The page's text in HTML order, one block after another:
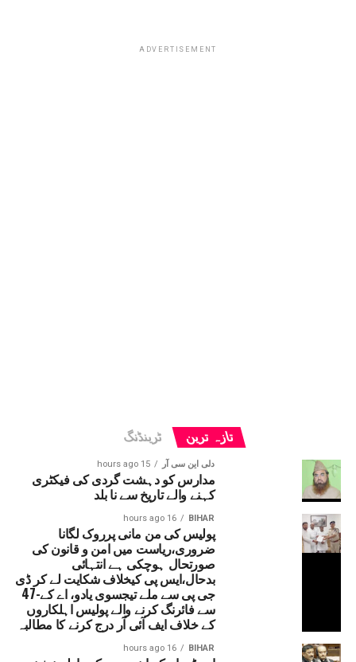
ADVERTISEMENT
تازہ ترین ٹرینڈنگ
دلی این سی آر 15 hours ago
مدارس کو دہشت گردی کی فیکٹری
کہنے والے تاریخ سے نا بلد
BIHAR
16 hours ago
پولیس کی من مانی پرروک لگانا
ضروری،ریاست میں امن و قانون کی
صورتحال ہوچکی ہے انتہائی
بدحال،ایس پی کیخلاف شکایت لے کر ڈی
جی پی سے ملے تیجسوی یادو، اے کے-47
سے فائرنگ کرنے والے پولیس اہلکاروں
کے خلاف ایف آئی آر درج کرنے کا مطالبہ
BIHAR
16 hours ago